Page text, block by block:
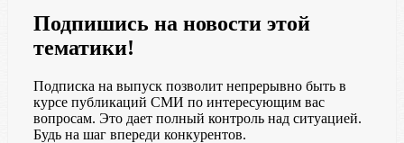
Подпишись на новости этой
тематики!
Подписка на выпуск позволит непрерывно быть в
курсе публикаций СМИ по интересующим вас
вопросам. Это дает полный контроль над ситуацией.
Будь на шаг впереди конкурентов.